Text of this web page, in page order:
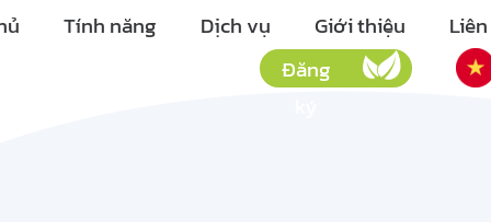
Tính năng Dịch vụ Giới thiệu
Đăng